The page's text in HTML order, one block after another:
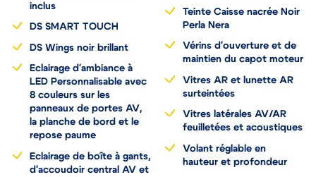
inclus
DS SMART TOUCH
DS Wings noir brillant
Eclairage d'ambiance à
LED Personnalisable avec
8 couleurs sur les
panneaux de portes AV,
la planche de bord et le
repose paume
Eclairage de boîte à gants,
d'accoudoir central AV et
Teinte Caisse nacrée Noir
Perla Nera
Vérins d'ouverture et de
maintien du capot moteur
Vitres AR et lunette AR
surteintées
Vitres latérales AV/AR
feuilletées et acoustiques
Volant réglable en
hauteur et profondeur